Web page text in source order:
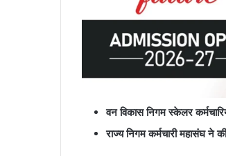
वन विकास निगम स्केलर
राज्य निगम कर्मचारी महासंघ ने